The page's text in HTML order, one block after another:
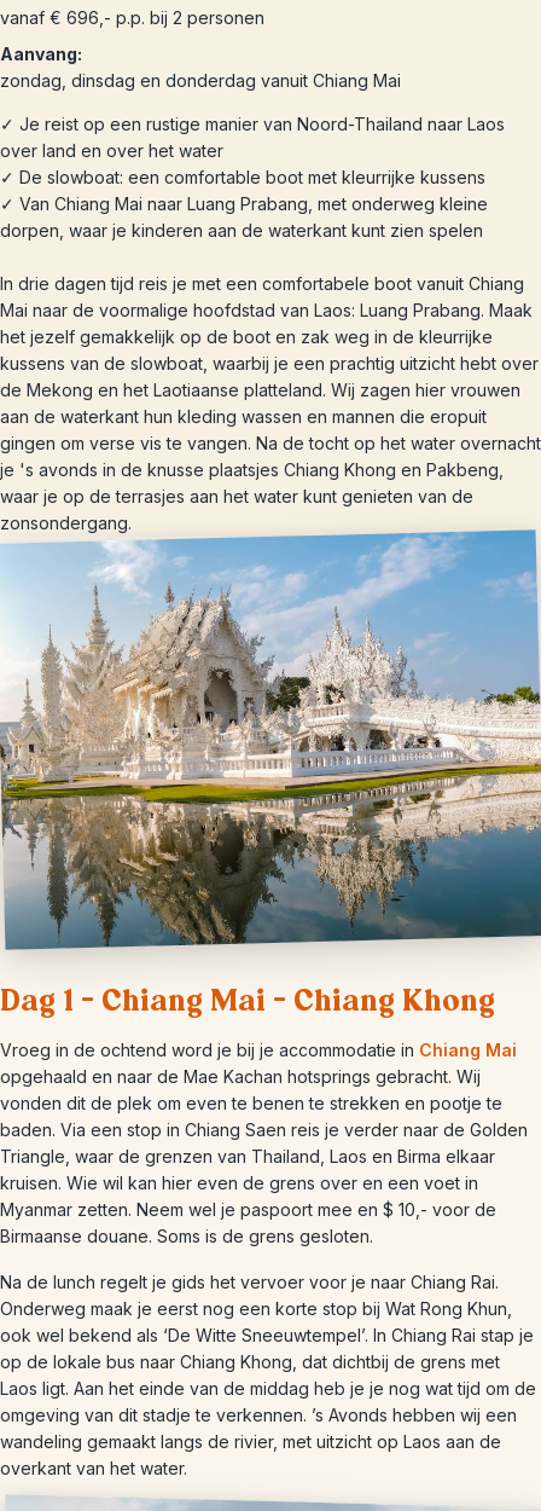
vanaf € 696,- p.p. bij 2 personen
Aanvang:
zondag, dinsdag en donderdag vanuit Chiang Mai
✓ Je reist op een rustige manier van Noord-Thailand naar Laos
over land en over het water
✓ De slowboat: een comfortable boot met kleurrijke kussens
✓ Van Chiang Mai naar Luang Prabang, met onderweg kleine
dorpen, waar je kinderen aan de waterkant kunt zien spelen
In drie dagen tijd reis je met een comfortabele boot vanuit Chiang
Mai naar de voormalige hoofdstad van Laos: Luang Prabang. Maak
het jezelf gemakkelijk op de boot en zak weg in de kleurrijke
kussens van de slowboat, waarbij je een prachtig uitzicht hebt over
de Mekong en het Laotiaanse platteland. Wij zagen hier vrouwen
aan de waterkant hun kleding wassen en mannen die eropuit
gingen om verse vis te vangen. Na de tocht op het water overnacht
je 's avonds in de knusse plaatsjes Chiang Khong en Pakbeng,
waar je op de terrasjes aan het water kunt genieten van de
zonsondergang.
Dag 1 – Chiang Mai – Chiang Khong
Vroeg in de ochtend word je bij je accommodatie in Chiang Mai
opgehaald en naar de Mae Kachan hotsprings gebracht. Wij
vonden dit de plek om even te benen te strekken en pootje te
baden. Via een stop in Chiang Saen reis je verder naar de Golden
Triangle, waar de grenzen van Thailand, Laos en Birma elkaar
kruisen. Wie wil kan hier even de grens over en een voet in
Myanmar zetten. Neem wel je paspoort mee en $ 10,- voor de
Birmaanse douane. Soms is de grens gesloten.
Na de lunch regelt je gids het vervoer voor je naar Chiang Rai.
Onderweg maak je eerst nog een korte stop bij Wat Rong Khun,
ook wel bekend als ‘De Witte Sneeuwtempel’. In Chiang Rai stap je
op de lokale bus naar Chiang Khong, dat dichtbij de grens met
Laos ligt. Aan het einde van de middag heb je je nog wat tijd om de
omgeving van dit stadje te verkennen. ’s Avonds hebben wij een
wandeling gemaakt langs de rivier, met uitzicht op Laos aan de
overkant van het water.